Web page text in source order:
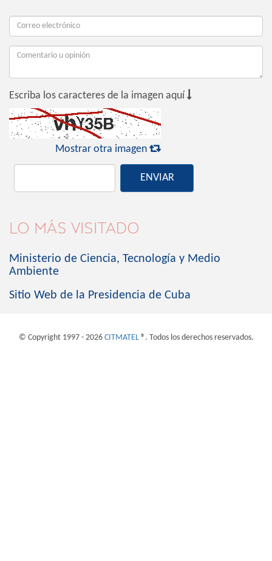
Escriba los caracteres de la imagen aquí 
Mostrar otra imagen 
ENVIAR
LO MÁS VISITADO
Ministerio de Ciencia, Tecnología y Medio
Ambiente
Sitio Web de la Presidencia de Cuba
© Copyright 1997 - 2026 CITMATEL®. Todos los derechos reservados.